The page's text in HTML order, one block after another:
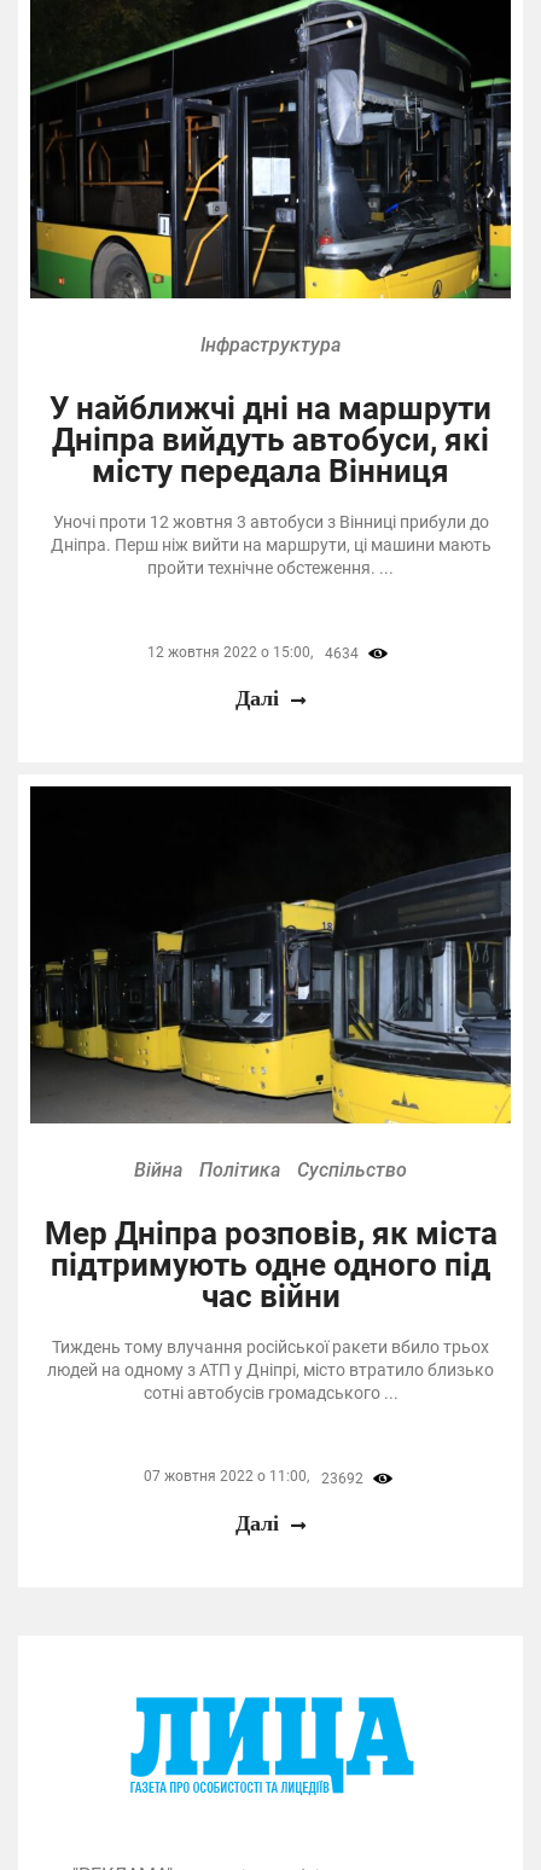
Інфраструктура
У найближчі дні на маршрути
Дніпра вийдуть автобуси, які
місту передала Вінниця
Уночі проти 12 жовтня 3 автобуси з Вінниці прибули до
Дніпра. Перш ніж вийти на маршрути, ці машини мають
пройти технічне обстеження. ...
12 жовтня 2022 о 15:00, 4634
Далі
Війна Політика Суспільство
Мер Дніпра розповів, як міста
підтримують одне одного під
час війни
Тиждень тому влучання російської ракети вбило трьох
людей на одному з АТП у Дніпрі, місто втратило близько
сотні автобусів громадського ...
07 жовтня 2022 о 11:00, 23692
Далі